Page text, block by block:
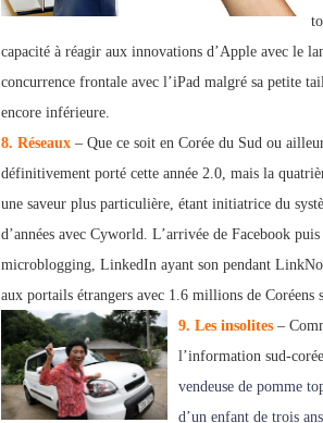
capacité à réagir aux innovations d’Apple avec le
concurrence frontale avec l’iPad malgré sa petite
encore inférieure.
8. Réseaux – Que ce soit en Corée du Sud ou
définitivement porté cette année 2.0, mais la
une saveur plus particulière, étant initiatrice du
d’années avec Cyworld. L’arrivée de Facebook
microblogging, LinkedIn ayant son pendant
aux portails étrangers avec 1.6 millions de
9. Les insolites –
l’information sud-
vendeuse de pomme
d’un enfant de trois